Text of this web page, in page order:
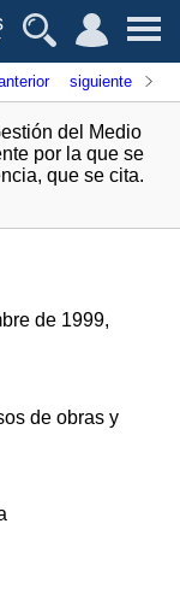
siguiente
del Medio
por la que se
que se cita.
de 1999,
de obras y